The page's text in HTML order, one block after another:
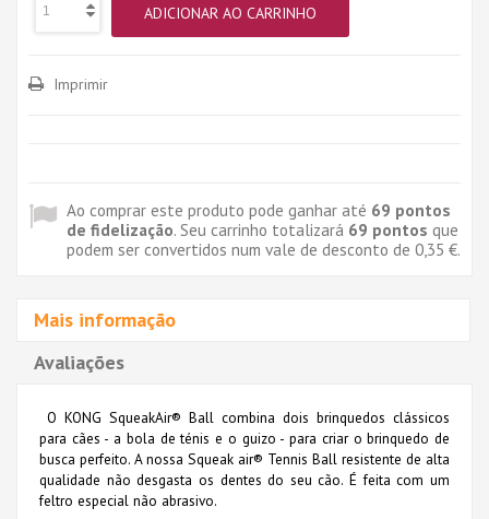
ADICIONAR AO CARRINHO
Imprimir
Ao comprar este produto pode ganhar até 69 pontos
de fidelização. Seu carrinho totalizará 69 pontos que
podem ser convertidos num vale de desconto de 0,35 €.
Mais informação
Avaliações
O KONG SqueakAir® Ball combina dois brinquedos clássicos
para cães - a bola de ténis e o guizo - para criar o brinquedo de
busca perfeito. A nossa Squeak air® Tennis Ball resistente de alta
qualidade não desgasta os dentes do seu cão. É feita com um
feltro especial não abrasivo.